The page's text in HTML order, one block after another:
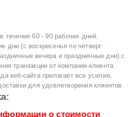
течение 60 - 90 рабочих дней.
дни (с воскресенья по четверг
вечера и праздничные дни) с
транзакции от компании-клиента
веб-сайта прилагает все усилия,
для удовлетворения клиентов.
о стоимости